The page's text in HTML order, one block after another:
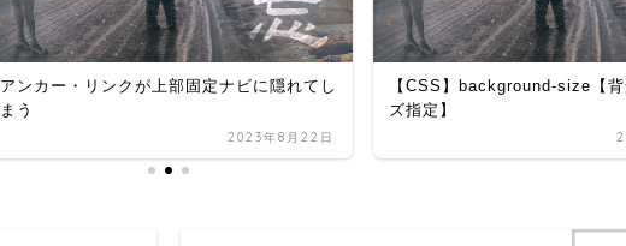
アンカー・リンクが上部固定ナビに隠れてし
まう
2023年8月22日
【CSS】background-size【
ズ指定】